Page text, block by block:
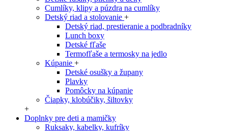
Cumlíky, klipy a púzdra na cumlíky
Detský riad a stolovanie +
Detský riad, prestieranie a podbradníky
Lunch boxy
Detské fľaše
Termofľaše a termosky na jedlo
Kúpanie +
Detské osušky a župany
Plavky
Pomôcky na kúpanie
Čiapky, klobúčiky, šiltovky
+
Doplnky pre deti a mamičky
Ruksaky, kabelky, kufríky